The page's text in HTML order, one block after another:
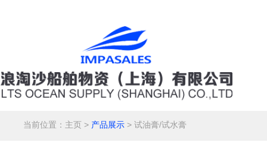
当前位置： 主页 > 产品展示 > 试油膏/试水膏